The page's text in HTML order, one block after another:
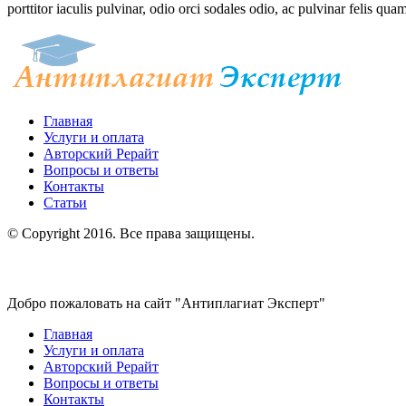
porttitor iaculis pulvinar, odio orci sodales odio, ac pulvinar felis
Главная
Услуги и оплата
Авторский Рерайт
Вопросы и ответы
Контакты
Статьи
© Copyright 2016. Все права защищены.
Добро пожаловать на сайт "Антиплагиат Эксперт"
Главная
Услуги и оплата
Авторский Рерайт
Вопросы и ответы
Контакты